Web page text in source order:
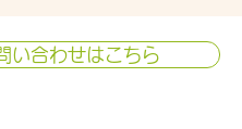
い合わせはこちら